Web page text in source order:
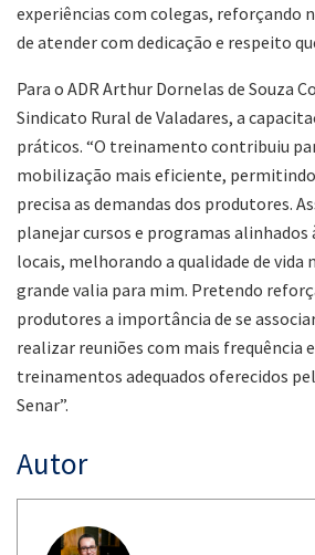
experiências com colegas, reforçando
de atender com dedicação e respeito
Para o ADR Arthur Dornelas de Souza
Sindicato Rural de Valadares, a
práticos. “O treinamento contribuiu
mobilização mais eficiente,
precisa as demandas dos produtores.
planejar cursos e programas alinhados
locais, melhorando a qualidade de vida
grande valia para mim. Pretendo
produtores a importância de se
realizar reuniões com mais frequência
treinamentos adequados oferecidos
Senar”.
Autor